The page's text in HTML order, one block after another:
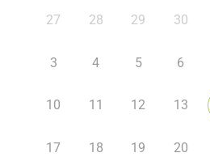
27 28 29 30
3 4 5 6
10 11 12 13
17 18 19 20